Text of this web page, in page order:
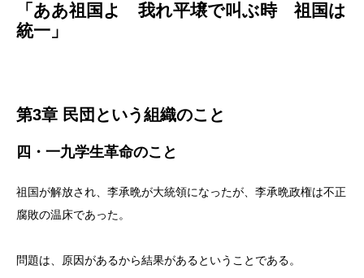
「ああ祖国よ 我れ平壌で叫ぶ時 祖国は
統一」
第3章 民団という組織のこと
四・一九学生革命のこと
祖国が解放され、李承晩が大統領になったが、李承晩政権は不正
腐敗の温床であった。
問題は、原因があるから結果があるということである。